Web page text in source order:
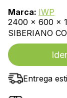
Marca: IWP
2400 x 600 x
SIBERIANO
Entrega